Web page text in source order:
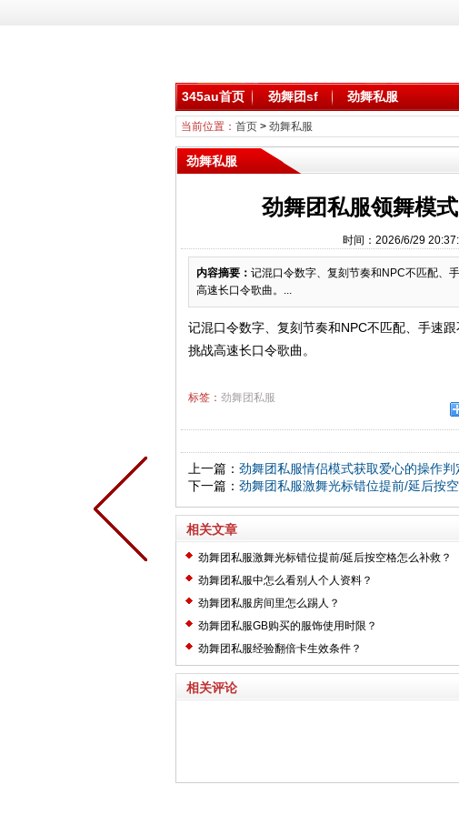
345au首页 劲舞团sf 劲舞私服
当前位置： 首页> 劲舞私服
劲舞私服
劲舞团私服领舞模
时间：2026/6/29
内容摘要： 记混口令数字、复刻节奏和NPC不匹配、
高速长口令歌曲。...
记混口令数字、复刻节奏和NPC不匹配、手速
挑战高速长口令歌曲。
标签： 劲舞团私服
上一篇： 劲舞团私服情侣模式获取爱心的操作判
下一篇： 劲舞团私服激舞光标错位提前/延后按
相关文章
劲舞团私服激舞光标错位提前/延后按空格怎么补救？
劲舞团私服中怎么看别人个人资料？
劲舞团私服房间里怎么踢人？
劲舞团私服GB购买的服饰使用时限？
劲舞团私服经验翻倍卡生效条件？
相关评论